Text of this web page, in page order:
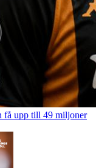
upp till 49 miljoner